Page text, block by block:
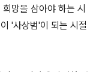
망을 삼아야 하는 시
'사상범'이 되는 시절